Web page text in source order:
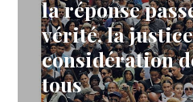
la réponse
vérité, la justice
considération
tous